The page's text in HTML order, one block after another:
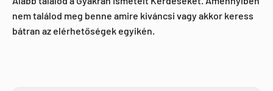
nem találod meg benne amire kiváncsi vagy akkor keress
bátran az elérhetőségek egyikén.